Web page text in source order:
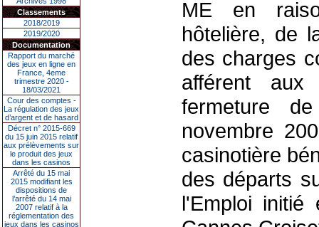
Classements
2018/2019
2019/2020
Documentation
Rapport du marché
des jeux en ligne en
France, 4eme
trimestre 2020 -
18/03/2021
Cour des comptes -
La régulation des jeux
d’argent et de hasard
Décret n° 2015-669
du 15 juin 2015 relatif
aux prélèvements sur
le produit des jeux
dans les casinos
Arrêté du 15 mai
2015 modifiant les
dispositions de
l’arrêté du 14 mai
2007 relatif à la
réglementation des
jeux dans les casinos
ME en
hôtelière, de
des charges
afférent
fermeture
novembre
casinotière
des départs
l'Emploi